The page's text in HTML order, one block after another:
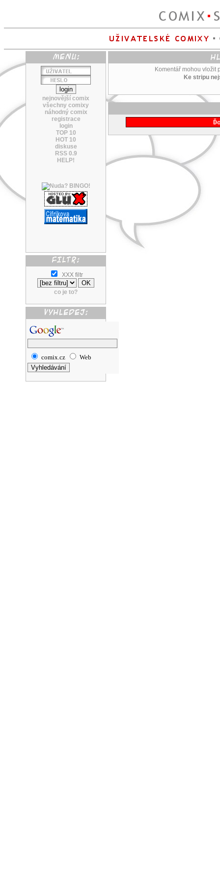
nejnovější comix
všechny comixy
náhodný comix
registrace
login
TOP 10
HOT 10
diskuse
RSS 0.9
HELP!
XXX filtr
co je to?
comix.cz Web
Komentář mohou vložit
Ke stripu